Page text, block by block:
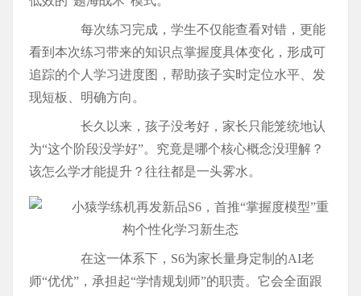
每次练习完成，学生不仅能查看对错，更能
看到本次练习带来的知识点掌握度具体变化，形成可
追踪的个人学习进度图，帮助孩子实时定位水平、发
现短板、明确方向。
长久以来，孩子没考好，家长只能笼统地认
为“这个阶段没学好”。究竟是哪个核心概念没理解？
该怎么学才能提升？往往都是一头雾水。
在这一体系下，S6为家长量身定制的AI老
师“优优”，承担起“学情规划师”的职责。它会全面跟